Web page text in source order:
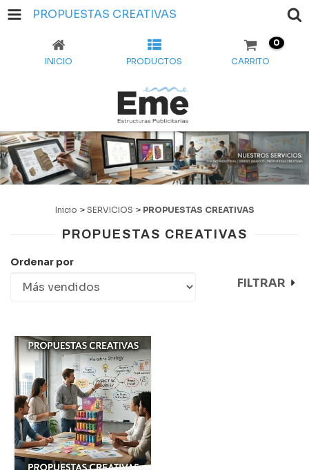
PROPUESTAS CREATIVAS
INICIO PRODUCTOS CARRITO
0
Inicio > SERVICIOS > PROPUESTAS CREATIVAS
PROPUESTAS CREATIVAS
Ordenar por
FILTRAR